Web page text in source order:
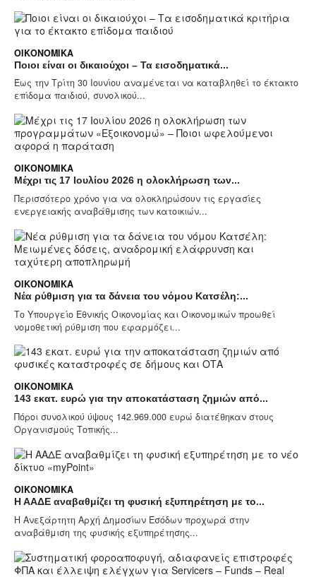
ΟΙΚΟΝΟΜΙΚΆ
Ποιοι είναι οι δικαιούχοι – Τα εισοδηματικά...
Έως την Τρίτη 30 Ιουνίου αναμένεται να καταβληθεί το έκτακτο
επίδομα παιδιού, συνολικού...
ΟΙΚΟΝΟΜΙΚΆ
Μέχρι τις 17 Ιουλίου 2026 η ολοκλήρωση των...
Περισσότερο χρόνο για να ολοκληρώσουν τις εργασίες
ενεργειακής αναβάθμισης των κατοικιών...
ΟΙΚΟΝΟΜΙΚΆ
Νέα ρύθμιση για τα δάνεια του νόμου Κατσέλη:...
Το Υπουργείο Εθνικής Οικονομίας και Οικονομικών προωθεί
νομοθετική ρύθμιση που εφαρμόζει...
ΟΙΚΟΝΟΜΙΚΆ
143 εκατ. ευρώ για την αποκατάσταση ζημιών από...
Πόροι συνολικού ύψους 142.969.000 ευρώ διατέθηκαν στους
Οργανισμούς Τοπικής...
ΟΙΚΟΝΟΜΙΚΆ
Η ΑΑΔΕ αναβαθμίζει τη φυσική εξυπηρέτηση με το...
Η Ανεξάρτητη Αρχή Δημοσίων Εσόδων προχωρά στην
αναβάθμιση της φυσικής εξυπηρέτησης...